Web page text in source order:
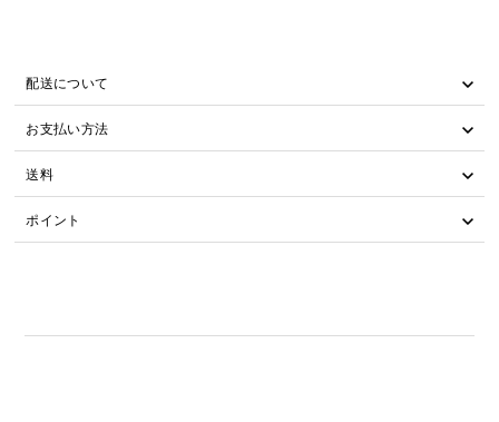
配送について
お支払い方法
送料
ポイント